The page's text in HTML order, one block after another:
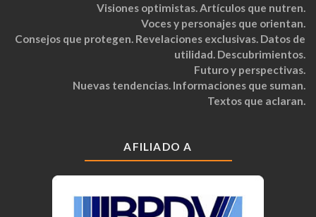
Visiones optimistas. Artículos que nutren.
Voces y personajes que orientan.
Consejos que protegen. Revelaciones exclusivas. Datos de
utilidad. Descubrimientos.
Futuro y perspectivas.
Nuevas tendencias. Informaciones que suman.
Textos que aclaran.
AFILIADO A